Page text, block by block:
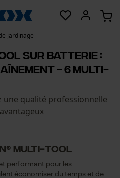
jardinage
sur batterie :
- 6 Multi-
une qualité professionnelle
Multi-Tool
performant pour les
économiser du temps et de